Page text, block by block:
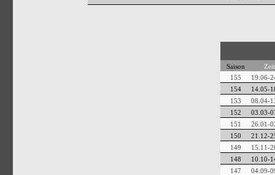
Saison
155
19.06-
154
14.05-
153
08.04-
152
03.03-
151
26.01-
150
21.12-
149
15.11-
148
10.10-
147
04.09-